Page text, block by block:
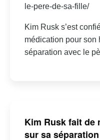
le-pere-de-sa-fille/
Kim Rusk s’est
médication pour son
séparation avec le
Kim Rusk fait de
sur sa